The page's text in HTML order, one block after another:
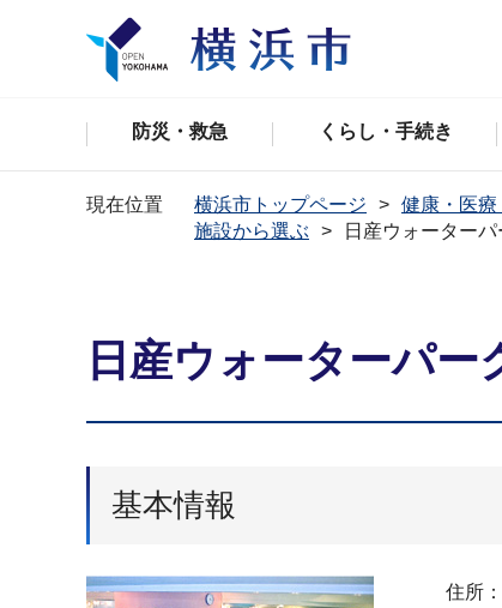
防災・救急 くらし・手続き
現在位置 横浜市トップページ 健康・医療
施設から選ぶ
日産ウォーターパ
日産ウォーターパー
基本情報
住所